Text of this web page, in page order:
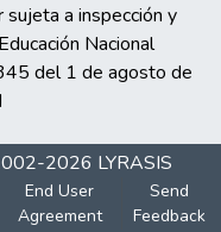
sujeta a inspección y
Nacional
del 1 de agosto de
2026 LYRASIS
End User
Agreement
Send
Feedback